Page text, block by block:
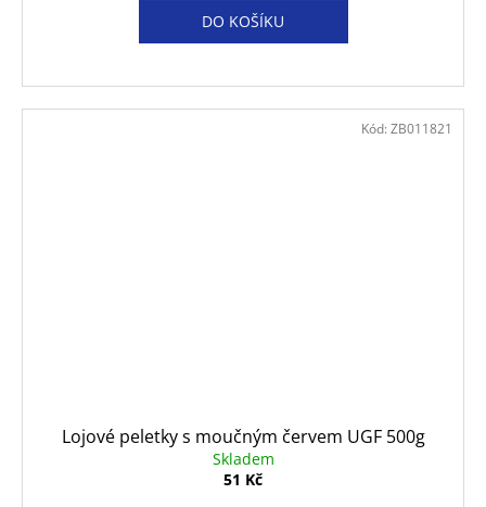
DO KOŠÍKU
Lojové peletky s moučným červem UGF 500g
Skladem
51 Kč
Kód: ZB011821